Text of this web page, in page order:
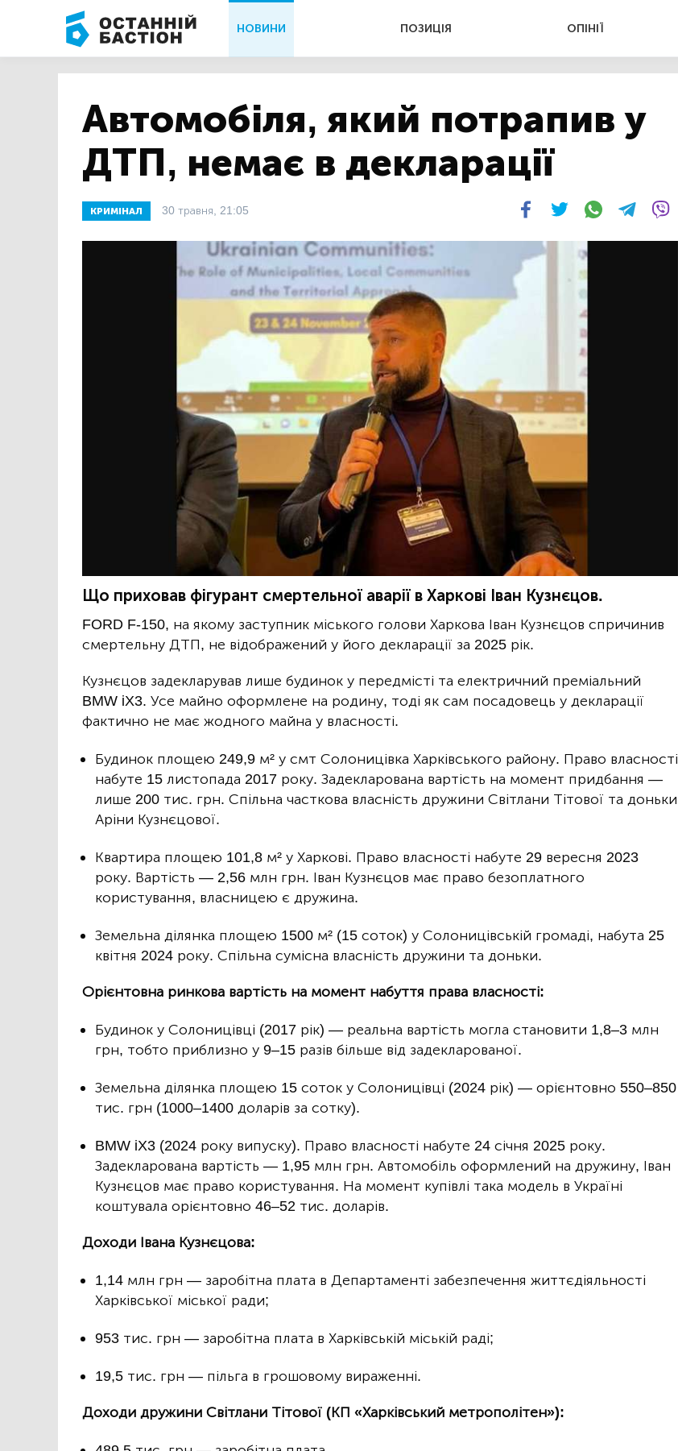
НОВИНИ ПОЗИЦІЯ ОПІНІЇ
Автомобіля, який потрапив у
ДТП, немає в декларації
КРИМІНАЛ 30 травня, 21:05
Що приховав фігурант смертельної аварії в Харкові Іван Кузнєцов.
FORD F-150, на якому заступник міського голови Харкова Іван Кузнєцов спричинив
смертельну ДТП, не відображений у його декларації за 2025 рік.
Кузнєцов задекларував лише будинок у передмісті та електричний преміальний
BMW iX3. Усе майно оформлене на родину, тоді як сам посадовець у декларації
фактично не має жодного майна у власності.
Будинок площею 249,9 м² у смт Солоницівка Харківського району. Право власності
набуте 15 листопада 2017 року. Задекларована вартість на момент придбання —
лише 200 тис. грн. Спільна часткова власність дружини Світлани Тітової та доньки
Аріни Кузнєцової.
Квартира площею 101,8 м² у Харкові. Право власності набуте 29 вересня 2023
року. Вартість — 2,56 млн грн. Іван Кузнєцов має право безоплатного
користування, власницею є дружина.
Земельна ділянка площею 1500 м² (15 соток) у Солоницівській громаді, набута 25
квітня 2024 року. Спільна сумісна власність дружини та доньки.
Орієнтовна ринкова вартість на момент набуття права власності:
Будинок у Солоницівці (2017 рік) — реальна вартість могла становити 1,8–3 млн
грн, тобто приблизно у 9–15 разів більше від задекларованої.
Земельна ділянка площею 15 соток у Солоницівці (2024 рік) — орієнтовно 550–850
тис. грн (1000–1400 доларів за сотку).
BMW iX3 (2024 року випуску). Право власності набуте 24 січня 2025 року.
Задекларована вартість — 1,95 млн грн. Автомобіль оформлений на дружину, Іван
Кузнєцов має право користування. На момент купівлі така модель в Україні
коштувала орієнтовно 46–52 тис. доларів.
Доходи Івана Кузнєцова:
1,14 млн грн — заробітна плата в Департаменті забезпечення життєдіяльності
Харківської міської ради;
953 тис. грн — заробітна плата в Харківській міській раді;
19,5 тис. грн — пільга в грошовому вираженні.
Доходи дружини Світлани Тітової (КП «Харківський метрополітен»):